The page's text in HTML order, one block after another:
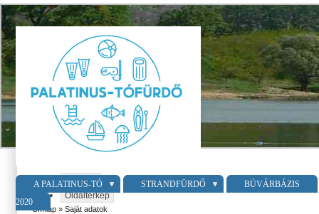
A PALATINUS-TÓ STRANDFÜRDŐ
BÚVÁRBÁZIS
2020
Belépés
Oldaltérkép
Címlap » Saját adatok